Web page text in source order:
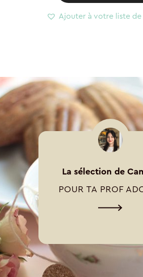
Ajouter à votre liste de
La sélection de
POUR TA PROF